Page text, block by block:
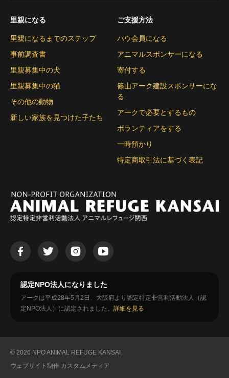
里親になる
里親になるまでのステップ
事前調査書
里親募集中の犬
里親募集中の猫
その他の動物
新しい家族を見つけた子たち
ご支援方法
パウ会員になる
アニマルスポンサーになる
寄付する
篠山アーク建設スポンサーにな
る
アークで必要とするもの
ボランティアをする
一時預かり
特定商取引法に基づく表記
認定NPO法人になりました
アークは平成28年5月2日、大阪府より認定特定非営利活動法人（認
定NPO法人）に認定されました。 詳細を見る
© 2026 NPO ANIMAL REFUGE KANSAI
ウェブサイト制作 カスタムメディア